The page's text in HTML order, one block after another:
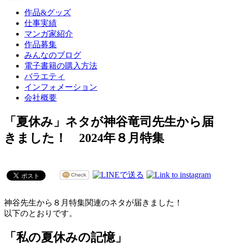
作品&グッズ
仕事実績
マンガ家紹介
作品募集
みんなのブログ
電子書籍の購入方法
バラエティ
インフォメーション
会社概要
「夏休み」ネタが神谷竜司先生から届
きました！ 2024年８月特集
神谷先生から８月特集関連のネタが届きました！
以下のとおりです。
「私の夏休みの記憶」